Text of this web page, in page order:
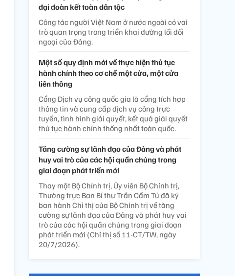
đại đoàn kết toàn dân tộc
Công tác người Việt Nam ở nước ngoài có vai
trò quan trọng trong triển khai đường lối đối
ngoại của Đảng.
Một số quy định mới về thực hiện thủ tục
hành chính theo cơ chế một cửa, một cửa
liên thông
Cổng Dịch vụ công quốc gia là cổng tích hợp
thông tin và cung cấp dịch vụ công trực
tuyến, tình hình giải quyết, kết quả giải quyết
thủ tục hành chính thống nhất toàn quốc.
Tăng cường sự lãnh đạo của Đảng và phát
huy vai trò của các hội quần chúng trong
giai đoạn phát triển mới
Thay mặt Bộ Chính trị, Ủy viên Bộ Chính trị,
Thường trực Ban Bí thư Trần Cẩm Tú đã ký
ban hành Chỉ thị của Bộ Chính trị về tăng
cường sự lãnh đạo của Đảng và phát huy vai
trò của các hội quần chúng trong giai đoạn
phát triển mới (Chỉ thị số 11-CT/TW, ngày
20/7/2026).